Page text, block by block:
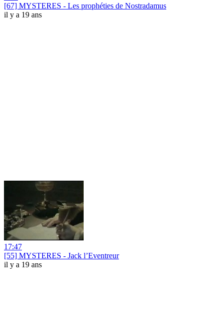
[67] MYSTERES - Les prophéties de Nostradamus
il y a 19 ans
17:47
[55] MYSTERES - Jack l’Eventreur
il y a 19 ans